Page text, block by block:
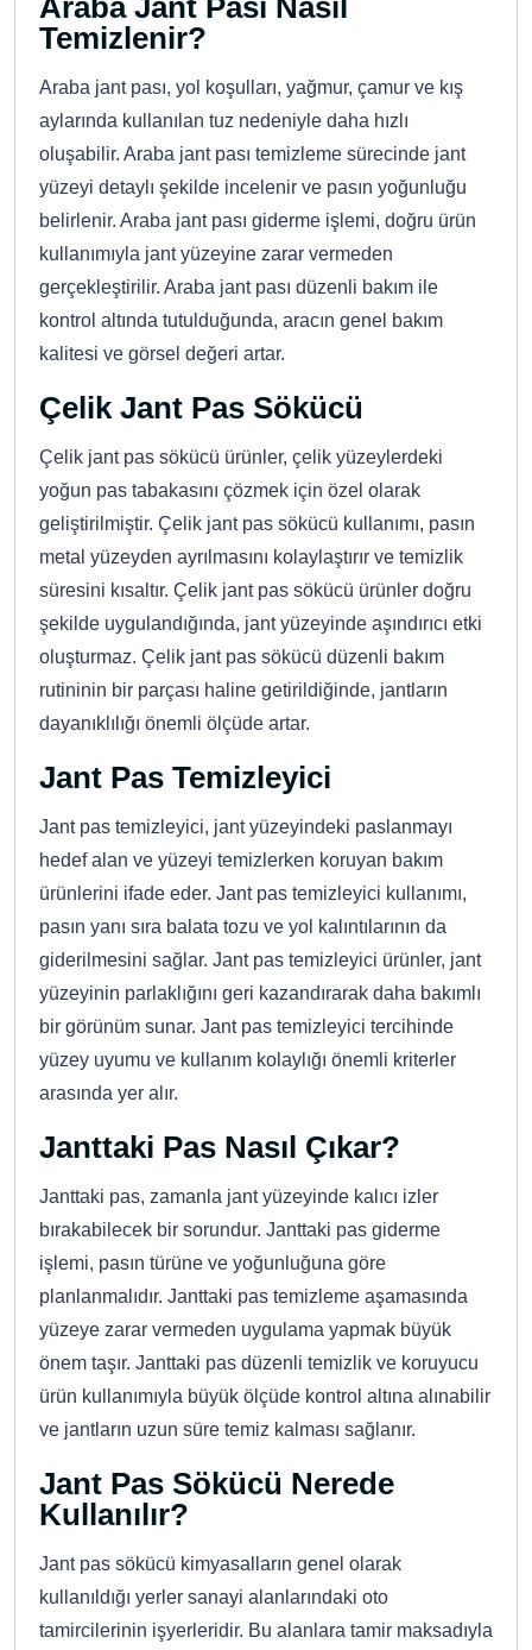
Araba Jant Pası Nasıl
Temizlenir?
Araba jant pası, yol koşulları, yağmur, çamur ve kış
aylarında kullanılan tuz nedeniyle daha hızlı
oluşabilir. Araba jant pası temizleme sürecinde jant
yüzeyi detaylı şekilde incelenir ve pasın yoğunluğu
belirlenir. Araba jant pası giderme işlemi, doğru ürün
kullanımıyla jant yüzeyine zarar vermeden
gerçekleştirilir. Araba jant pası düzenli bakım ile
kontrol altında tutulduğunda, aracın genel bakım
kalitesi ve görsel değeri artar.
Çelik Jant Pas Sökücü
Çelik jant pas sökücü ürünler, çelik yüzeylerdeki
yoğun pas tabakasını çözmek için özel olarak
geliştirilmiştir. Çelik jant pas sökücü kullanımı, pasın
metal yüzeyden ayrılmasını kolaylaştırır ve temizlik
süresini kısaltır. Çelik jant pas sökücü ürünler doğru
şekilde uygulandığında, jant yüzeyinde aşındırıcı etki
oluşturmaz. Çelik jant pas sökücü düzenli bakım
rutininin bir parçası haline getirildiğinde, jantların
dayanıklılığı önemli ölçüde artar.
Jant Pas Temizleyici
Jant pas temizleyici, jant yüzeyindeki paslanmayı
hedef alan ve yüzeyi temizlerken koruyan bakım
ürünlerini ifade eder. Jant pas temizleyici kullanımı,
pasın yanı sıra balata tozu ve yol kalıntılarının da
giderilmesini sağlar. Jant pas temizleyici ürünler, jant
yüzeyinin parlaklığını geri kazandırarak daha bakımlı
bir görünüm sunar. Jant pas temizleyici tercihinde
yüzey uyumu ve kullanım kolaylığı önemli kriterler
arasında yer alır.
Janttaki Pas Nasıl Çıkar?
Janttaki pas, zamanla jant yüzeyinde kalıcı izler
bırakabilecek bir sorundur. Janttaki pas giderme
işlemi, pasın türüne ve yoğunluğuna göre
planlanmalıdır. Janttaki pas temizleme aşamasında
yüzeye zarar vermeden uygulama yapmak büyük
önem taşır. Janttaki pas düzenli temizlik ve koruyucu
ürün kullanımıyla büyük ölçüde kontrol altına alınabilir
ve jantların uzun süre temiz kalması sağlanır.
Jant Pas Sökücü Nerede
Kullanılır?
Jant pas sökücü kimyasalların genel olarak
kullanıldığı yerler sanayi alanlarındaki oto
tamircilerinin işyerleridir. Bu alanlara tamir maksadıyla